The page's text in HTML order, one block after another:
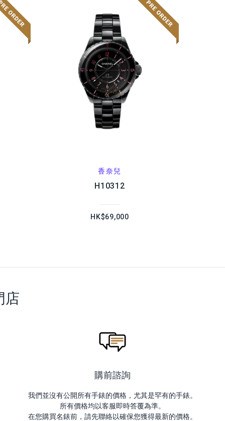
香奈兒
H10312
HK$69,000
店
購前諮詢
我們並沒有公開所有手錶的價格，尤其是罕有的手錶。
所有價格均以客服即時答覆為準。
在您購買名錶前，請先聯絡以確保您獲得最新的價格。